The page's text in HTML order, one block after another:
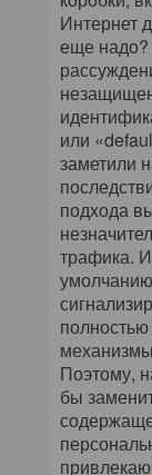
Интернет
еще
или
заметили
подхода
трафика.
полностью
Поэтому,
бы